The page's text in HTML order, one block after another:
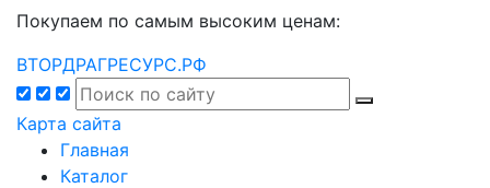
Покупаем по самым высоким ценам:
ВТОРДРАГРЕСУРС.РФ
Карта сайта
Главная
Каталог